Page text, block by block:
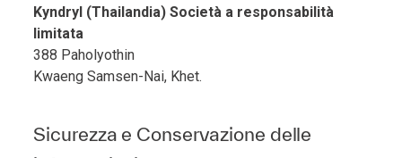
Kyndryl (Thailandia) Società a responsabilità
limitata
388 Paholyothin
Kwaeng Samsen-Nai, Khet.
Sicurezza e Conservazione delle